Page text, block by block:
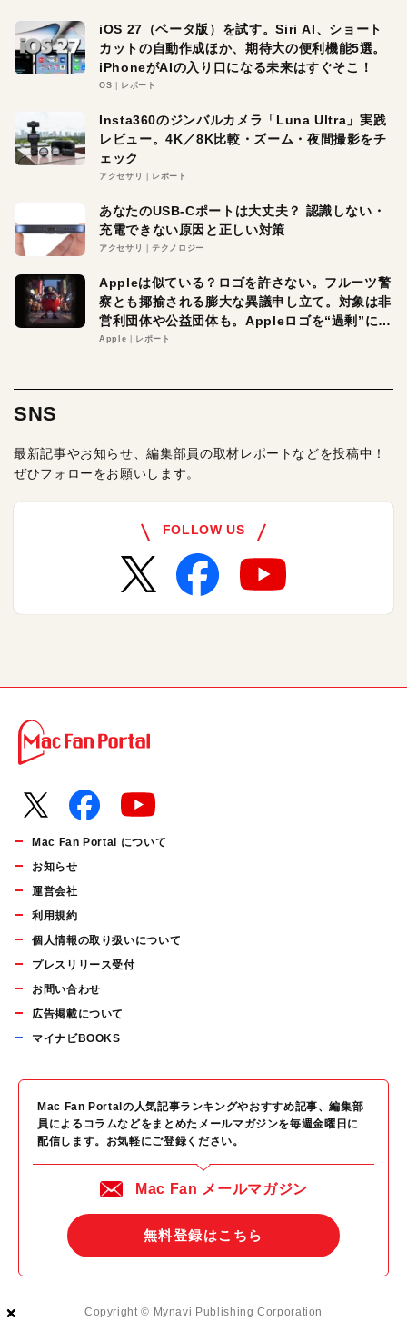
×
×
×
×
iOS 27（ベータ版）を試す。Siri AI、ショート
カットの自動作成ほか、期待大の便利機能5選。
iPhoneがAIの入り口になる未来はすぐそこ！
OS レポート
Insta360のジンバルカメラ「Luna Ultra」実践
レビュー。4K／8K比較・ズーム・夜間撮影をチ
ェック
アクセサリ レポート
あなたのUSB-Cポートは大丈夫？ 認識しない・
充電できない原因と正しい対策
アクセサリ テクノロジー
Appleは似ている？ロゴを許さない。フルーツ警
察とも揶揄される膨大な異議申し立て。対象は非
営利団体や公益団体も。Appleロゴを“過剰”に守
る理由とは
Apple レポート
SNS
最新記事やお知らせ、編集部員の取材レポートなどを投稿中！
ぜひフォローをお願いします。
FOLLOW US
Mac Fan Portal について
お知らせ
運営会社
利用規約
個人情報の取り扱いについて
プレスリリース受付
お問い合わせ
広告掲載について
マイナビBOOKS
Mac Fan Portalの人気記事ランキングやおすすめ記事、編集部
員によるコラムなどをまとめたメールマガジンを毎週金曜日に
配信します。お気軽にご登録ください。
Mac Fan メールマガジン
無料登録はこちら
Copyright © Mynavi Publishing Corporation